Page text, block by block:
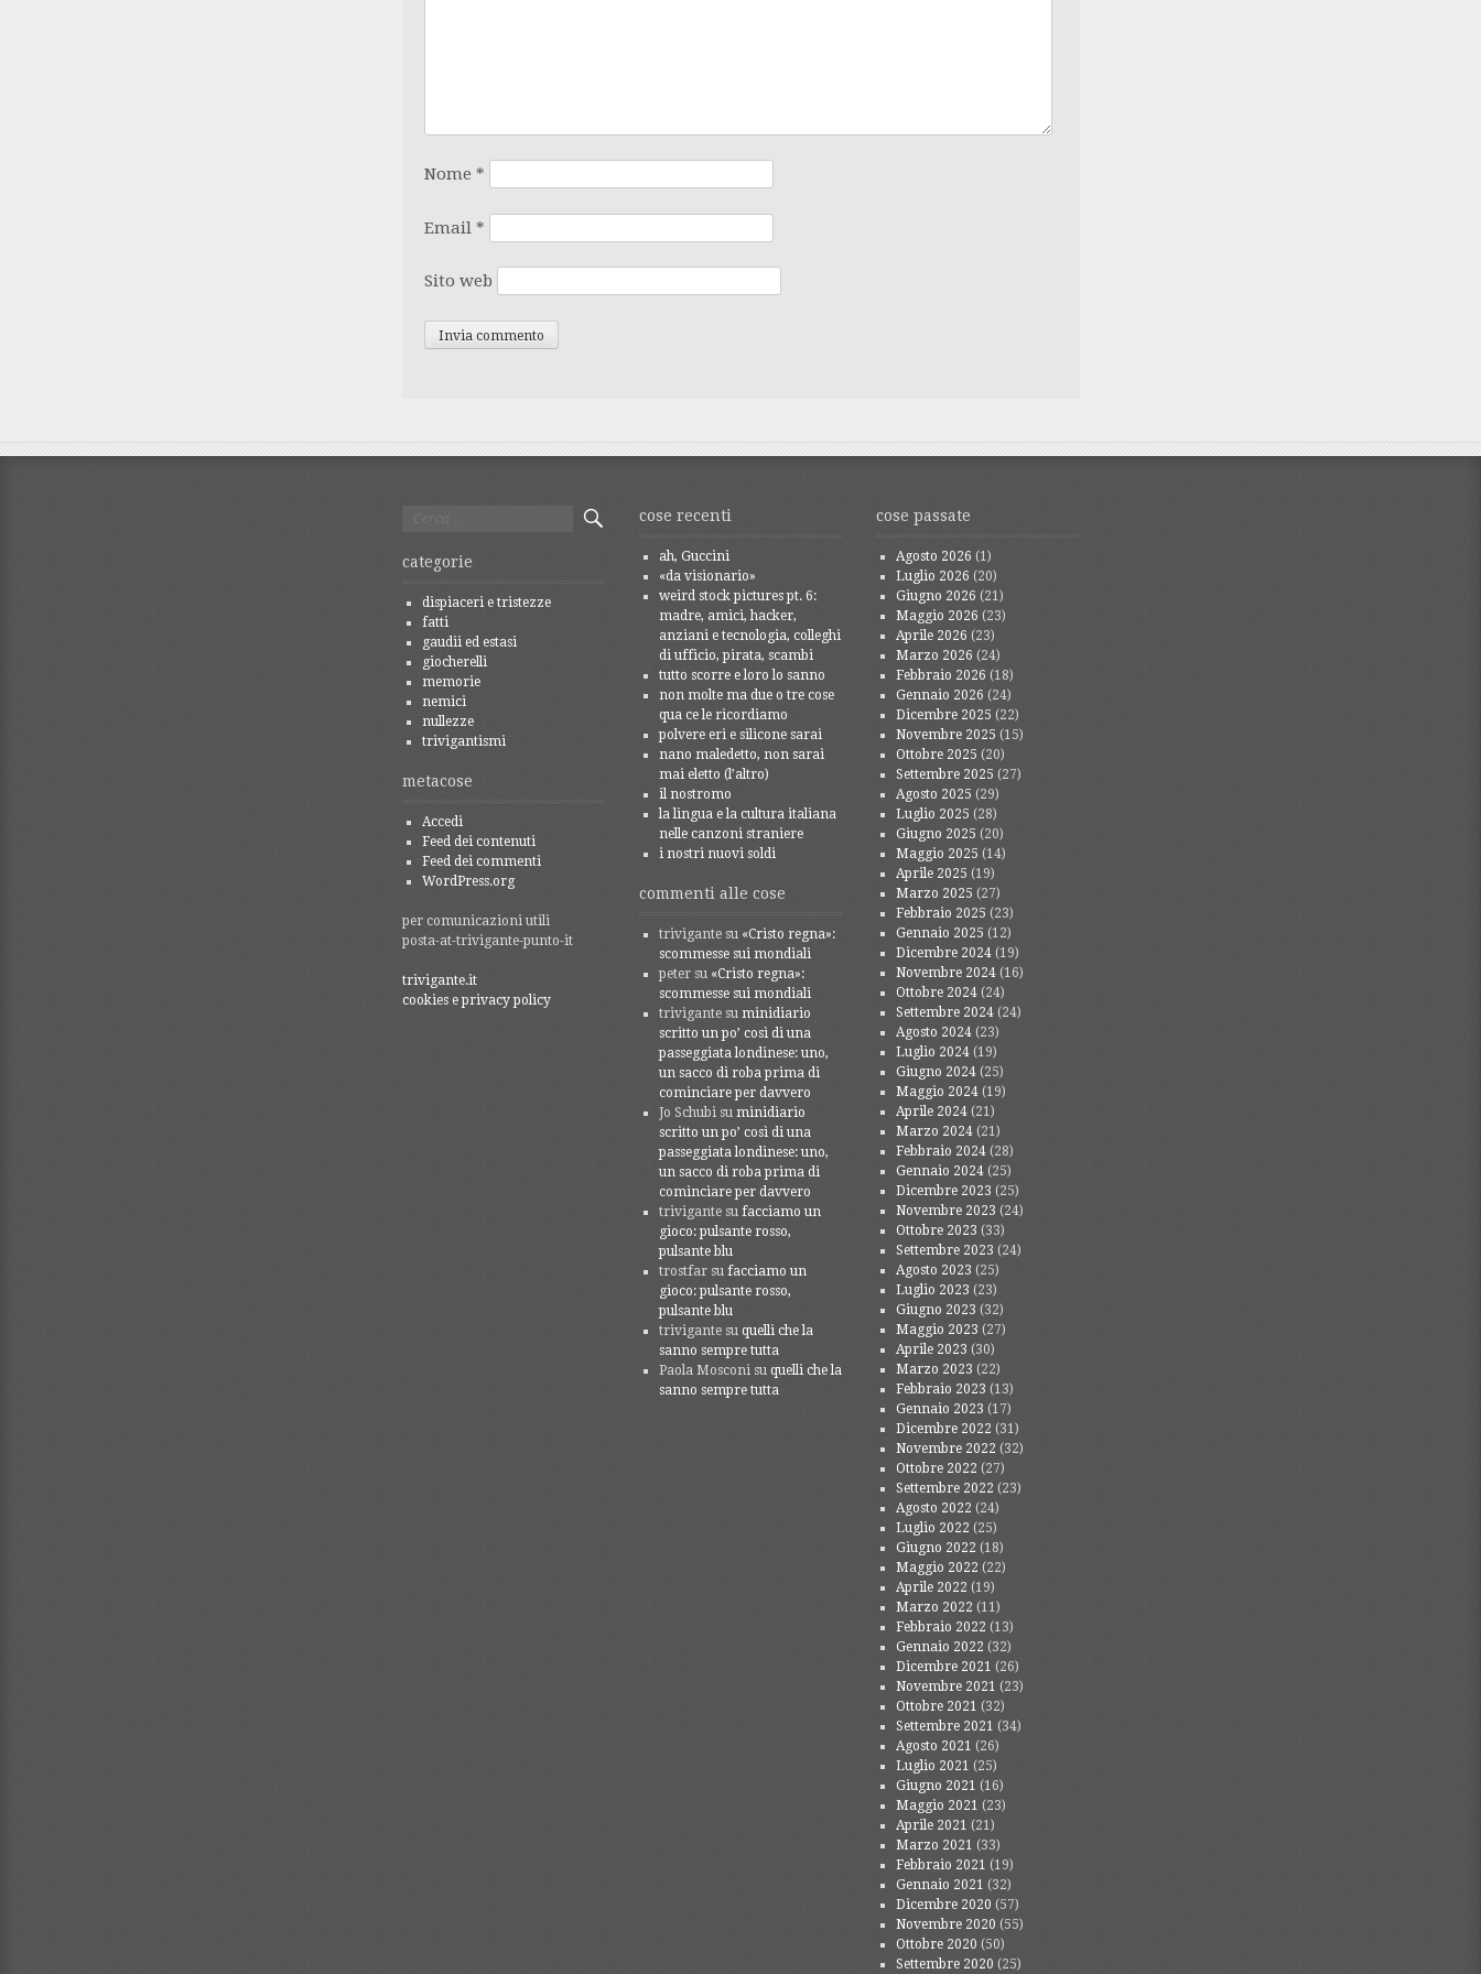
Nome *
Email *
Sito web
per:
categorie
dispiaceri e tristezze
fatti
gaudii ed estasi
giocherelli
memorie
nemici
nullezze
trivigantismi
metacose
Accedi
Feed dei contenuti
Feed dei commenti
WordPress.org
per comunicazioni utili
posta-at-trivigante-punto-it
trivigante.it
cookies e privacy policy
cose recenti
ah, Guccini
«da visionario»
weird stock pictures pt. 6:
madre, amici, hacker,
anziani e tecnologia, colleghi
di ufficio, pirata, scambi
tutto scorre e loro lo sanno
non molte ma due o tre cose
qua ce le ricordiamo
polvere eri e silicone sarai
nano maledetto, non sarai
mai eletto (l’altro)
il nostromo
la lingua e la cultura italiana
nelle canzoni straniere
i nostri nuovi soldi
commenti alle cose
trivigantesu «Cristo regna»:
scommesse sui mondiali
petersu «Cristo regna»:
scommesse sui mondiali
trivigantesu minidiario
scritto un po’ così di una
passeggiata londinese: uno,
un sacco di roba prima di
cominciare per davvero
Jo Schubisu minidiario
scritto un po’ così di una
passeggiata londinese: uno,
un sacco di roba prima di
cominciare per davvero
trivigantesu facciamo un
gioco: pulsante rosso,
pulsante blu
trostfarsu facciamo un
gioco: pulsante rosso,
pulsante blu
trivigantesu quelli che la
sanno sempre tutta
Paola Mosconisu quelli che la
sanno sempre tutta
cose passate
Agosto 2026 (1)
Luglio 2026 (20)
Giugno 2026 (21)
Maggio 2026 (23)
Aprile 2026 (23)
Marzo 2026 (24)
Febbraio 2026 (18)
Gennaio 2026 (24)
Dicembre 2025 (22)
Novembre 2025 (15)
Ottobre 2025 (20)
Settembre 2025 (27)
Agosto 2025 (29)
Luglio 2025 (28)
Giugno 2025 (20)
Maggio 2025 (14)
Aprile 2025 (19)
Marzo 2025 (27)
Febbraio 2025 (23)
Gennaio 2025 (12)
Dicembre 2024 (19)
Novembre 2024 (16)
Ottobre 2024 (24)
Settembre 2024 (24)
Agosto 2024 (23)
Luglio 2024 (19)
Giugno 2024 (25)
Maggio 2024 (19)
Aprile 2024 (21)
Marzo 2024 (21)
Febbraio 2024 (28)
Gennaio 2024 (25)
Dicembre 2023 (25)
Novembre 2023 (24)
Ottobre 2023 (33)
Settembre 2023 (24)
Agosto 2023 (25)
Luglio 2023 (23)
Giugno 2023 (32)
Maggio 2023 (27)
Aprile 2023 (30)
Marzo 2023 (22)
Febbraio 2023 (13)
Gennaio 2023 (17)
Dicembre 2022 (31)
Novembre 2022 (32)
Ottobre 2022 (27)
Settembre 2022 (23)
Agosto 2022 (24)
Luglio 2022 (25)
Giugno 2022 (18)
Maggio 2022 (22)
Aprile 2022 (19)
Marzo 2022 (11)
Febbraio 2022 (13)
Gennaio 2022 (32)
Dicembre 2021 (26)
Novembre 2021 (23)
Ottobre 2021 (32)
Settembre 2021 (34)
Agosto 2021 (26)
Luglio 2021 (25)
Giugno 2021 (16)
Maggio 2021 (23)
Aprile 2021 (21)
Marzo 2021 (33)
Febbraio 2021 (19)
Gennaio 2021 (32)
Dicembre 2020 (57)
Novembre 2020 (55)
Ottobre 2020 (50)
Settembre 2020 (25)